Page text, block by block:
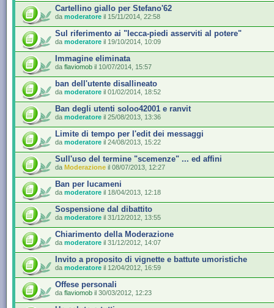
Cartellino giallo per Stefano'62
da moderatore il 15/11/2014, 22:58
Sul riferimento ai "lecca-piedi asserviti al potere"
da moderatore il 19/10/2014, 10:09
Immagine eliminata
da flaviomob il 10/07/2014, 15:57
ban dell'utente disallineato
da moderatore il 01/02/2014, 18:52
Ban degli utenti soloo42001 e ranvit
da moderatore il 25/08/2013, 13:36
Limite di tempo per l'edit dei messaggi
da moderatore il 24/08/2013, 15:22
Sull'uso del termine "scemenze" ... ed affini
da Moderazione il 08/07/2013, 12:27
Ban per lucameni
da moderatore il 18/04/2013, 12:18
Sospensione dal dibattito
da moderatore il 31/12/2012, 13:55
Chiarimento della Moderazione
da moderatore il 31/12/2012, 14:07
Invito a proposito di vignette e battute umoristiche
da moderatore il 12/04/2012, 16:59
Offese personali
da flaviomob il 30/03/2012, 12:23